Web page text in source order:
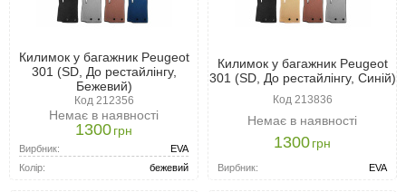
Килимок у багажник Peugeot
301 (SD, До рестайлінгу,
Бежевий)
Код 212356
Немає в наявності
1300грн
Вирбник:
EVA
Колір:
бежевий
Килимок у багажник Peugeot
301 (SD, До рестайлінгу, Синій)
Код 213836
Немає в наявності
1300грн
Вирбник: EVA